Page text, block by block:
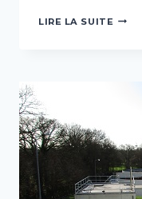
LIRE LA SUITE